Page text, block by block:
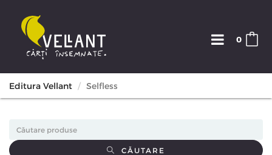
0
Editura Vellant Selfless
CĂUTARE